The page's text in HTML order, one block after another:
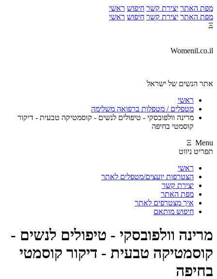
מפת האתר יצירת קשר חיפוש ראשי
מפת האתר יצירת קשר חיפוש ראשי
Ξ
Womenil.co.il
אתר הנשים של ישראל
ראשי
מטפלים / מטפלות ברפואה משלימה
מרינה וולפובסקי - טיפולים לנשים - קוסמטיקה טבעית - דיקור
קוסמטי בחיפה
Ξ Menu
תפריט ניווט
ראשי
הצטרפות יועצים/מטפלים לאתר
יצירת קשר
מפת האתר
איך מצטרפים לאתר
חיפוש מותאם
מרינה וולפובסקי - טיפולים לנשים -
קוסמטיקה טבעית - דיקור קוסמטי
בחיפה